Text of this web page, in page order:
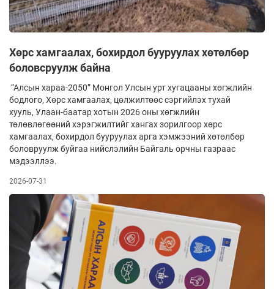
Хөрс хамгаалах, бохирдол бууруулах хөтөлбөр
боловсруулж байна
“Алсын хараа-2050” Монгол Улсын урт хугацааны хөгжлийн
бодлого, Хөрс хамгаалах, цөлжилтөөс сэргийлэх тухай
хууль, Улаан-баатар хотын 2026 оны хөгжлийн
төлөвлөгөөний хэрэгжилтийг хангах зорилгоор хөрс
хамгаалах, бохирдол бууруулах арга хэмжээний хөтөлбөр
боловруулж буйгаа нийслэлийн Байгаль орчны газраас
мэдээллээ.
2026-07-31